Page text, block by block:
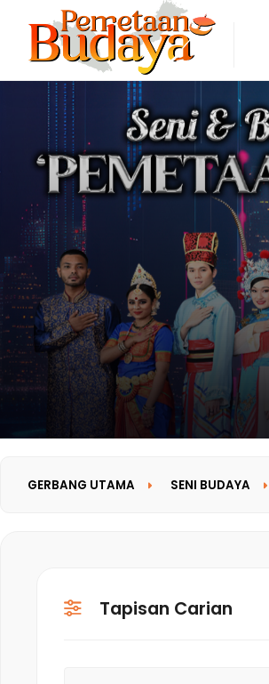
GERBANG UTAMA SENI BUDAYA
Tapisan Carian